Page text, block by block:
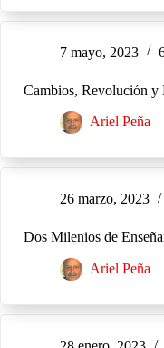
7 mayo, 2023
Cambios, Revolución y
Ariel Peña
26 marzo, 2023
Dos Milenios de
Ariel Peña